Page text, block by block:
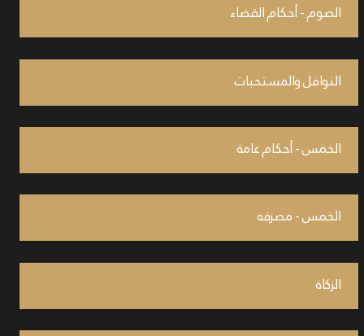
الصوم - أحكام القضاء
النوافل والمستحبات
الخمس - أحكام عامة
الخمس - مصرفه
الزكاة